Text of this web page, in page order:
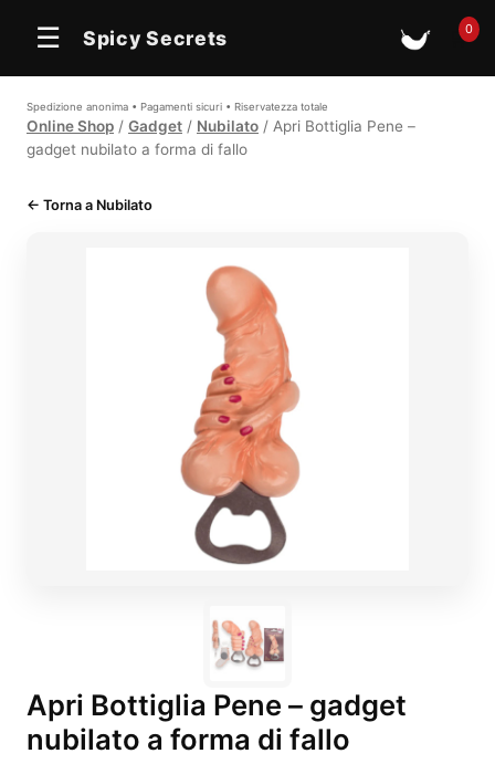
☰ Spicy Secrets 🛒0
Spedizione anonima • Pagamenti sicuri • Riservatezza totale
Online Shop / Gadget / Nubilato / Apri Bottiglia Pene –
gadget nubilato a forma di fallo
← Torna a Nubilato
Apri Bottiglia Pene – gadget
nubilato a forma di fallo